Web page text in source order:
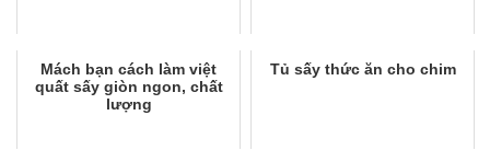
Mách bạn cách làm việt
quất sấy giòn ngon, chất
lượng
Tủ sấy thức ăn cho chim